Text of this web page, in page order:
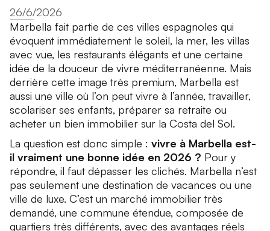
26/6/2026
Marbella fait partie de ces villes espagnoles qui
évoquent immédiatement le soleil, la mer, les villas
avec vue, les restaurants élégants et une certaine
idée de la douceur de vivre méditerranéenne. Mais
derrière cette image très premium, Marbella est
aussi une ville où l’on peut vivre à l’année, travailler,
scolariser ses enfants, préparer sa retraite ou
acheter un bien immobilier sur la Costa del Sol.
La question est donc simple : vivre à Marbella est-
il vraiment une bonne idée en 2026 ? Pour y
répondre, il faut dépasser les clichés. Marbella n’est
pas seulement une destination de vacances ou une
ville de luxe. C’est un marché immobilier très
demandé, une commune étendue, composée de
quartiers très différents, avec des avantages réels